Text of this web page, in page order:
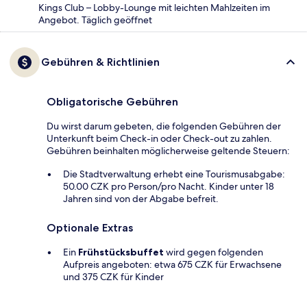
Kings Club – Lobby-Lounge mit leichten Mahlzeiten im
Angebot. Täglich geöffnet
Gebühren & Richtlinien
Obligatorische Gebühren
Du wirst darum gebeten, die folgenden Gebühren der
Unterkunft beim Check-in oder Check-out zu zahlen.
Gebühren beinhalten möglicherweise geltende Steuern:
Die Stadtverwaltung erhebt eine Tourismusabgabe:
50.00 CZK pro Person/pro Nacht. Kinder unter 18
Jahren sind von der Abgabe befreit.
Optionale Extras
Ein Frühstücksbuffet wird gegen folgenden
Aufpreis angeboten: etwa 675 CZK für Erwachsene
und 375 CZK für Kinder